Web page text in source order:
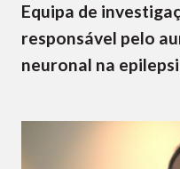
Equipa de
responsável pelo
neuronal na